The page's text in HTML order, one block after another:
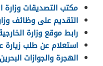
مكتب التصديقات وزارة
التقديم على وظائف وزارة
رابط موقع وزارة
استعلام عن طلب زيارة
الهجرة والجوازات